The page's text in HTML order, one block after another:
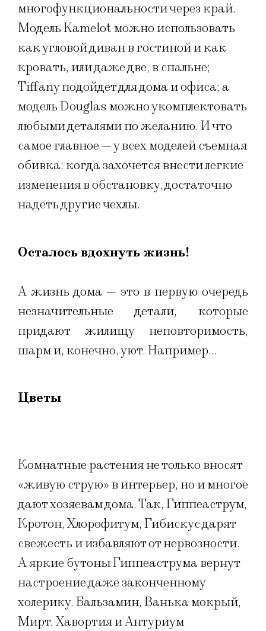
многофункциональности через край.
Модель Kamelot можно использовать
как угловой диван в гостиной и как
кровать, или даже две, в спальне;
Tiffany подойдет для дома и офиса; а
модель Douglas можно укомплектовать
любыми деталями по желанию. И что
самое главное — у всех моделей съемная
обивка: когда захочется внести легкие
изменения в обстановку, достаточно
надеть другие чехлы.
Осталось вдохнуть жизнь!
А жизнь дома — это в первую очередь
незначительные детали, которые
придают жилищу неповторимость,
шарм и, конечно, уют. Например…
Цветы
Комнатные растения не только вносят
«живую струю» в интерьер, но и многое
дают хозяевам дома. Так, Гиппеаструм,
Кротон, Хлорофитум, Гибискус дарят
свежесть и избавляют от нервозности.
А яркие бутоны Гиппеаструма вернут
настроение даже законченному
холерику. Бальзамин, Ванька мокрый,
Мирт, Хавортия и Антуриум